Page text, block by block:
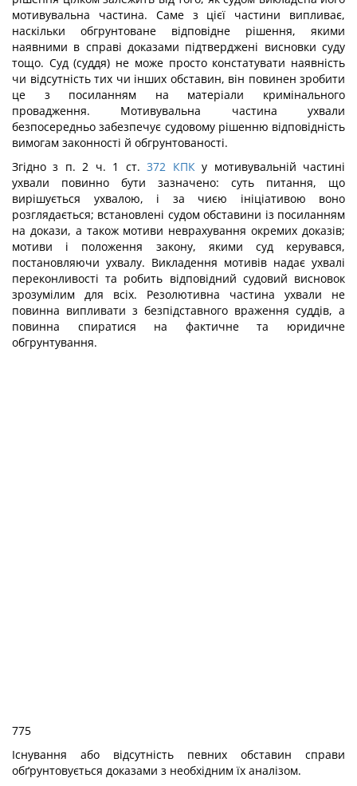
мотивувальна частина. Саме з цієї частини випливає,
наскільки обгрунтоване відповідне рішення, якими
наявними в справі доказами підтверджені висновки суду
тощо. Суд (суддя) не може просто констатувати наявність
чи відсутність тих чи інших обставин, він повинен зробити
це з посиланням на матеріали кримінального
провадження. Мотивувальна частина ухвали
безпосередньо забезпечує судовому рішенню відповідність
вимогам законності й обгрунтованості.
Згідно з п. 2 ч. 1 ст. 372 КПКу мотивувальній частині
ухвали повинно бути зазначено: суть питання, що
вирішується ухвалою, і за чиєю ініціативою воно
розглядається; встановлені судом обставини із посиланням
на докази, а також мотиви неврахування окремих доказів;
мотиви і положення закону, якими суд керувався,
постановляючи ухвалу. Викладення мотивів надає ухвалі
переконливості та робить відповідний судовий висновок
зрозумілим для всіх. Резолютивна частина ухвали не
повинна випливати з безпідставного враження суддів, а
повинна спиратися на фактичне та юридичне
обгрунтування.
775
Існування або відсутність певних обставин справи
обґрунтовується доказами з необхідним їх аналізом.